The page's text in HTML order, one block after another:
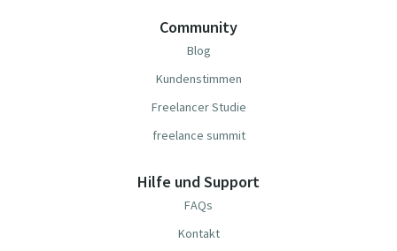
Community
Blog
Kundenstimmen
Freelancer Studie
freelance summit
Hilfe und Support
FAQs
Kontakt